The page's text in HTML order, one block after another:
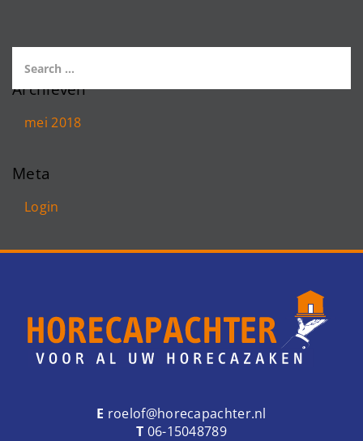
Archieven
mei 2018
Meta
Login
E roelof@horecapachter.nl
T 06-15048789